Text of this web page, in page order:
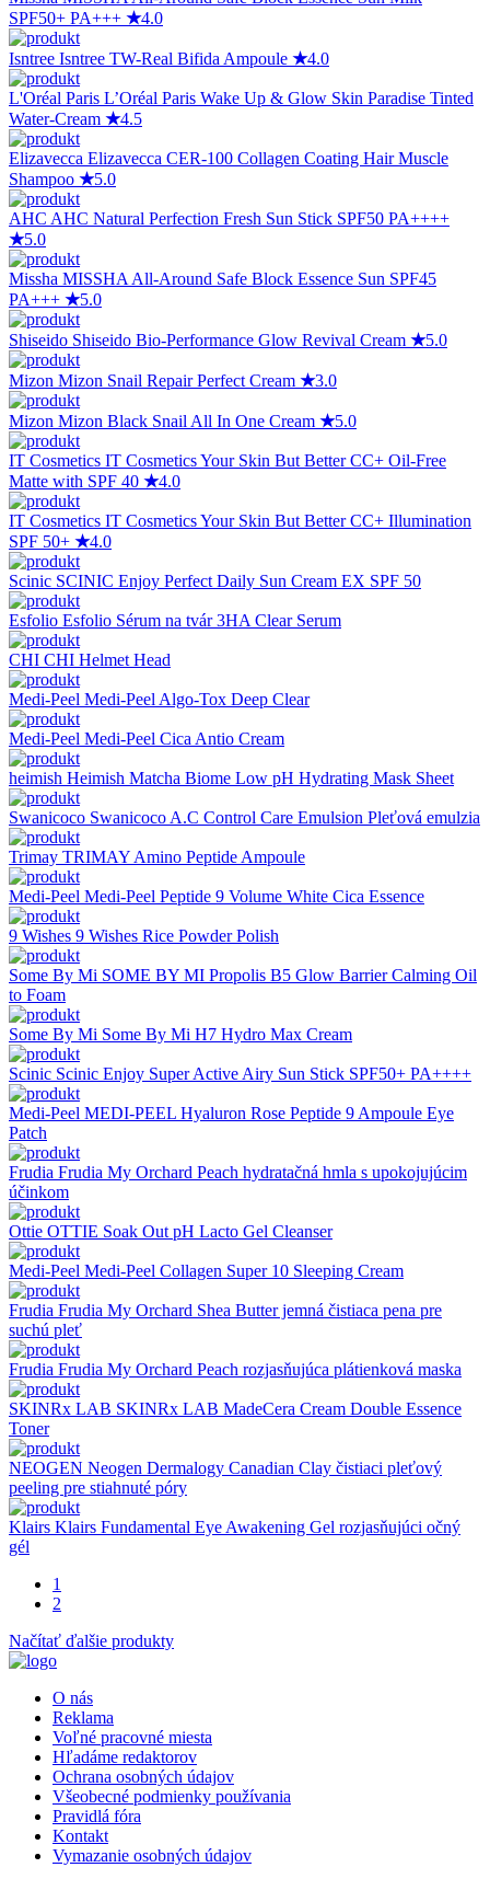
SPF50+ PA+++ ★4.0
Isntree Isntree TW-Real Bifida Ampoule ★4.0
L'Oréal Paris L’Oréal Paris Wake Up & Glow Skin Paradise Tinted
Water-Cream ★4.5
Elizavecca Elizavecca CER-100 Collagen Coating Hair Muscle
Shampoo ★5.0
AHC AHC Natural Perfection Fresh Sun Stick SPF50 PA++++
★5.0
Missha MISSHA All-Around Safe Block Essence Sun SPF45
PA+++ ★5.0
Shiseido Shiseido Bio-Performance Glow Revival Cream ★5.0
Mizon Mizon Snail Repair Perfect Cream ★3.0
Mizon Mizon Black Snail All In One Cream ★5.0
IT Cosmetics IT Cosmetics Your Skin But Better CC+ Oil-Free
Matte with SPF 40 ★4.0
IT Cosmetics IT Cosmetics Your Skin But Better CC+ Illumination
SPF 50+ ★4.0
Scinic SCINIC Enjoy Perfect Daily Sun Cream EX SPF 50
Esfolio Esfolio Sérum na tvár 3HA Clear Serum
CHI CHI Helmet Head
Medi-Peel Medi-Peel Algo-Tox Deep Clear
Medi-Peel Medi-Peel Cica Antio Cream
heimish Heimish Matcha Biome Low pH Hydrating Mask Sheet
Swanicoco Swanicoco A.C Control Care Emulsion Pleťová emulzia
Trimay TRIMAY Amino Peptide Ampoule
Medi-Peel Medi-Peel Peptide 9 Volume White Cica Essence
9 Wishes 9 Wishes Rice Powder Polish
Some By Mi SOME BY MI Propolis B5 Glow Barrier Calming Oil
to Foam
Some By Mi Some By Mi H7 Hydro Max Cream
Scinic Scinic Enjoy Super Active Airy Sun Stick SPF50+ PA++++
Medi-Peel MEDI-PEEL Hyaluron Rose Peptide 9 Ampoule Eye
Patch
Frudia Frudia My Orchard Peach hydratačná hmla s upokojujúcim
účinkom
Ottie OTTIE Soak Out pH Lacto Gel Cleanser
Medi-Peel Medi-Peel Collagen Super 10 Sleeping Cream
Frudia Frudia My Orchard Shea Butter jemná čistiaca pena pre
suchú pleť
Frudia Frudia My Orchard Peach rozjasňujúca plátienková maska
SKINRx LAB SKINRx LAB MadeCera Cream Double Essence
Toner
NEOGEN Neogen Dermalogy Canadian Clay čistiaci pleťový
peeling pre stiahnuté póry
Klairs Klairs Fundamental Eye Awakening Gel rozjasňujúci očný
gél
1
2
Načítať ďalšie produkty
O nás
Reklama
Voľné pracovné miesta
Hľadáme redaktorov
Ochrana osobných údajov
Všeobecné podmienky používania
Pravidlá fóra
Kontakt
Vymazanie osobných údajov